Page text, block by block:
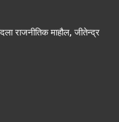
राजनीतिक माहौल, जीतेन्द्र